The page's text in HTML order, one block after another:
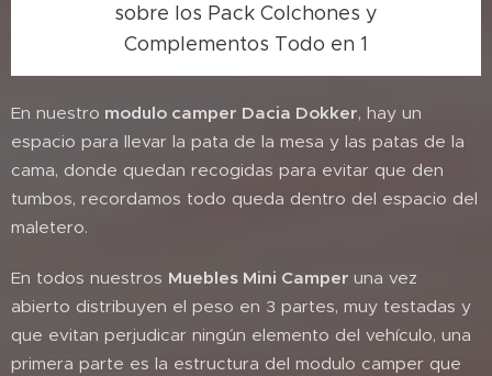
sobre los Pack Colchones y
Complementos Todo en 1
En nuestro modulo camper Dacia Dokker, hay un
espacio para llevar la pata de la mesa y las patas de la
cama, donde quedan recogidas para evitar que den
tumbos, recordamos todo queda dentro del espacio del
maletero.
En todos nuestros Muebles Mini Camper una vez
abierto distribuyen el peso en 3 partes, muy testadas y
que evitan perjudicar ningún elemento del vehículo, una
primera parte es la estructura del modulo camper que